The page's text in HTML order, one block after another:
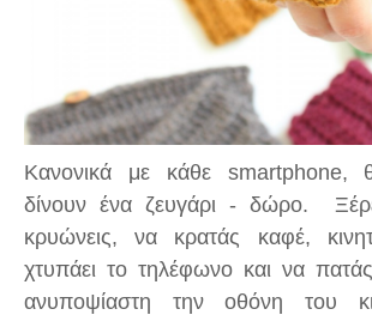
Κανονικά με κάθε smartphone,
δίνουν ένα ζευγάρι - δώρο.
κρυώνεις, να κρατάς καφέ,
χτυπάει το τηλέφωνο και να
ανυποψίαστη την οθόνη του